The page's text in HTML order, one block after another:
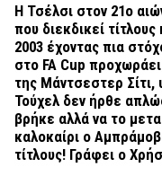
Η Τσέλσι στον 21ο
που διεκδικεί
2003 έχοντας πια
στο FA Cup
της Μάντσεστερ Σίτι,
Τούχελ δεν ήρθε
βρήκε αλλά να το
καλοκαίρι ο
τίτλους! Γράφει ο